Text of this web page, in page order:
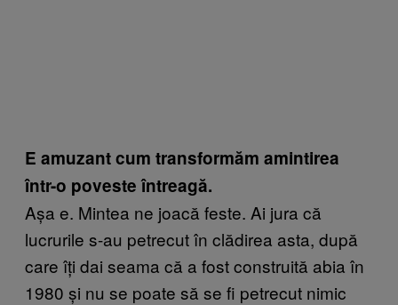
E amuzant cum transformăm amintirea
într-o poveste întreagă.
Așa e. Mintea ne joacă feste. Ai jura că
lucrurile s-au petrecut în clădirea asta, după
care îți dai seama că a fost construită abia în
1980 și nu se poate să se fi petrecut nimic